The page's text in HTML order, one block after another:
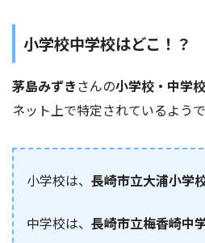
小学校中学校はどこ！？
茅島みずきさんの小学校・中学校
ネット上で特定されているよう
小学校は、 長崎市立大浦小学
中学校は、 長崎市立梅香崎中